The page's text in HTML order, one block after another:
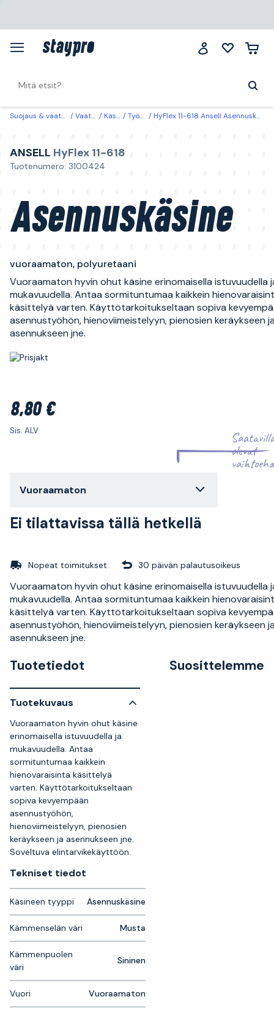
Suojaus & vaatteet Vaatteet Käsineet Työkäsineet HyFlex 11-618 Ansell Asennuskäsine vuoraamaton, polyuretaani Vuoraamaton
ANSELL HyFlex 11-618
Tuotenumero: 3100424
Asennuskäsine
vuoraamaton, polyuretaani
Vuoraamaton hyvin ohut käsine erinomaisella istuvuudella
mukavuudella. Antaa sormituntumaa kaikkein
käsittelyä varten. Käyttötarkoitukseltaan sopiva
asennustyöhön, hienoviimeistelyyn, pienosien keräykseen
asennukseen jne.
8,80 €
Sis. ALV
olevat
Vuoraamaton
Ei tilattavissa tällä hetkellä
Nopeat toimitukset 30 päivän palautusoikeus
Vuoraamaton hyvin ohut käsine erinomaisella istuvuudella
mukavuudella. Antaa sormituntumaa kaikkein
käsittelyä varten. Käyttötarkoitukseltaan sopiva
asennustyöhön, hienoviimeistelyyn, pienosien keräykseen
asennukseen jne.
Tuotetiedot
Tuotekuvaus
Vuoraamaton hyvin ohut käsine
erinomaisella istuvuudella ja
mukavuudella. Antaa
sormituntumaa kaikkein
hienovaraisinta käsittelyä
varten. Käyttötarkoitukseltaan
sopiva kevyempään
asennustyöhön,
hienoviimeistelyyn, pienosien
keräykseen ja asennukseen jne.
Soveltuva elintarvikekäyttöön.
Tekniset tiedot
Käsineen tyyppi Asennuskäsine
Kämmenselän väri Musta
Kämmenpuolen
väri
Sininen
Vuori Vuoraamaton
Suosittelemme